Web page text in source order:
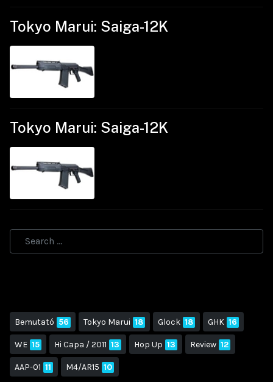
Tokyo Marui: Saiga-12K
Tokyo Marui: Saiga-12K
Bemutató 56 Tokyo Marui 18 Glock 18 GHK 16
WE 15 Hi Capa / 2011 13 Hop Up 13 Review 12
AAP-01 11 M4/AR15 10